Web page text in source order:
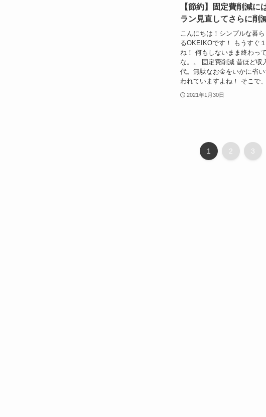
【節約】固定費削減に
ラン見直してさらに削
こんにちは！シンプルな暮
るOKEIKOです！ もうすぐ
ね！ 何もしないまま終わっ
な。。 固定費削減 昔ほど収
代。無駄なお金をいかに省
われていますよね！ そこで
2021年1月30日
1 2 3